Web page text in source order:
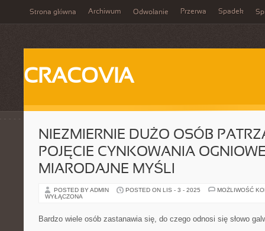
Strona główna Archiwum Odwołanie Przerwa Spadek
CRACOVIA
NIEZMIERNIE DUŻO OSÓB
POJĘCIE CYNKOWANIA
MIARODAJNE MYŚLI
POSTED BY ADMIN POSTED ON LIS - 3 - 2025
MOŻLIWOŚĆ
WYŁĄCZONA
Bardzo wiele osób zastanawia się, do czego odnosi się słowo